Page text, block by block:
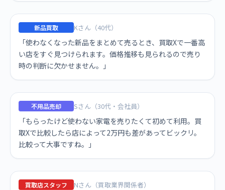
新品買取 Kさん（40代）
「使わなくなった新品をまとめて売るとき、買取Xで一番高
い店をすぐ見つけられます。価格推移も見られるので売り
時の判断に欠かせません。」
不用品売却 Sさん（30代・会社員）
「もらったけど使わない家電を売りたくて初めて利用。買
取Xで比較したら店によって2万円も差があってビックリ。
比較って大事ですね。」
買取店スタッフ Nさん（買取業界関係者）